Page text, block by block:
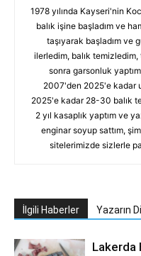
1978 yılında Kayseri'nin
balık işine başladım ve
taşıyarak başladım ve
ilerledim, balık
sonra garsonluk
2007'den 2025'e kadar
2025'e kadar 28-30 balık
2 yıl kasaplık yaptım ve
enginar soyup sattım,
sitelerimizde sizlerle
İlgili Haberler Yazarın
Lakerda